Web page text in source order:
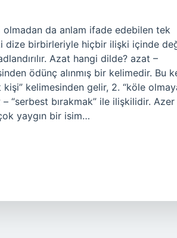
da anlam ifade edebilen tek
dize birbirleriyle hiçbir ilişki içinde
Azat hangi dilde? azat –
kelimesinden gelir, 2. “köle
“serbest bırakmak” ile ilişkilidir. Azer
yaygın bir isim…